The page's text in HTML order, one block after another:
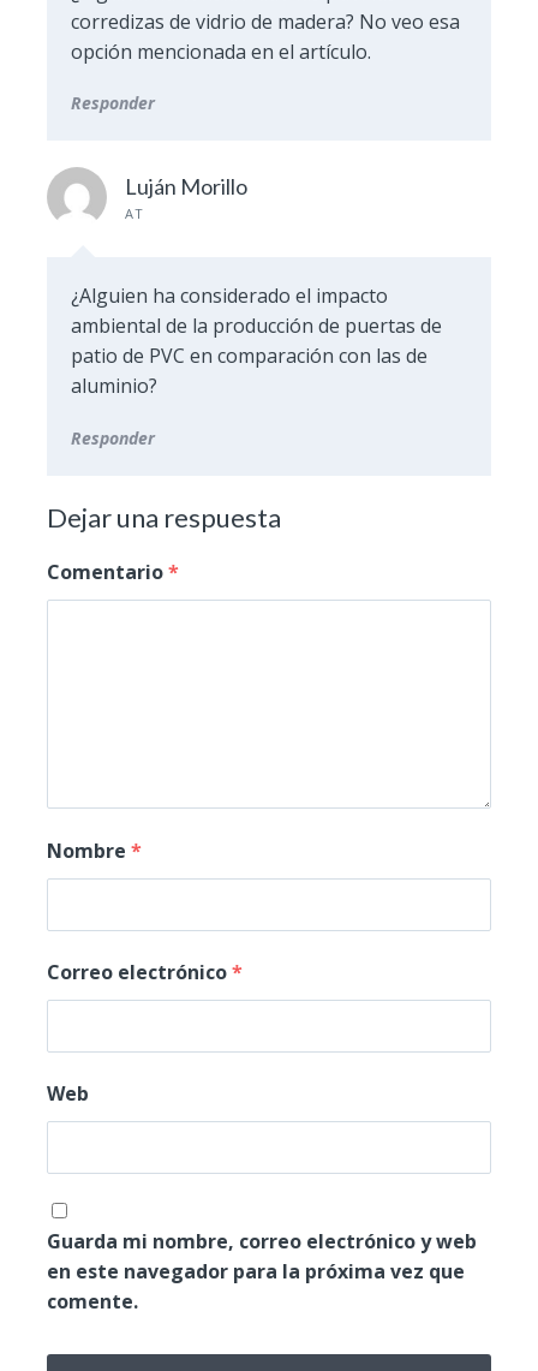
corredizas de vidrio de madera? No veo esa
opción mencionada en el artículo.
Responder
Luján Morillo
AT
¿Alguien ha considerado el impacto
ambiental de la producción de puertas de
patio de PVC en comparación con las de
aluminio?
Responder
Dejar una respuesta
Comentario*
Nombre *
Correo electrónico*
Web
Guarda mi nombre, correo electrónico y web
en este navegador para la próxima vez que
comente.